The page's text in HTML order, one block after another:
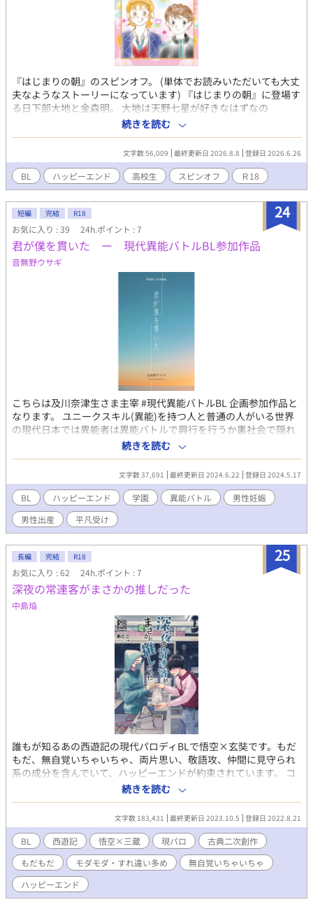
『はじまりの朝』のスピンオフ。 (単体でお読みいただいても大丈
夫なようなストーリーになっています) 『はじまりの朝』に登場す
る日下部大地と金森明。 大地は天野七星が好きなはずなの
に……。 『はじまりの朝』で主役カプ七星と城河樹がじれじれも
だもだしている裏で、なにやらただならぬ関係になっているらし
い大地と明の話。 一部は『はじまりの裏側で』にも書いてみまし
た。 表紙 さくら乃
続きを読む
文字数 56,009 最終更新日 2026.8.8 登録日 2026.6.26
BL ハッピーエンド 高校生 スピンオフ Ｒ18
24
短編 完結 R18
お気に入り : 39 24h.ポイント : 7
君が僕を貫いた ー 現代異能バトルBL参加作品
音無野ウサギ
こちらは及川奈津生さま主宰 #現代異能バトルBL 企画参加作品と
なります。 ユニークスキル(異能)を持つ人と普通の人がいる世界
の現代日本では異能者は異能バトルで興行を行うか裏社会で隠れ
て生きることになるものが多かった。 そんな異能者が社会に適応
出来るように作られた国立異能学園では三月のある日卒業試験が
行われていた。戦闘系異能力者達が潰しあう中、勝者に与えられ
る権利がほしい非戦闘系能力者ケイはその性格からおっかなびっ
くり千載一遇のチャンスを狙う。 目付きの悪い平々凡々な受けが
スパダリ攻めに想いを伝えたくてもだもだしてたら逃走生活を送
ることになった話です。 この作品は他のサイトでも掲載していま
す。
続きを読む
文字数 37,691 最終更新日 2024.6.22 登録日 2024.5.17
BL ハッピーエンド 学園 異能バトル
男性妊娠
男性出産
平凡受け
25
長編 完結 R18
お気に入り : 62 24h.ポイント : 7
深夜の常連客がまさかの推しだった
中島焔
誰もが知るあの西遊記の現代パロディBLで悟空×玄奘です。もだ
もだ、無自覚いちゃいちゃ、両片思い、敬語攻、仲間に見守られ
系の成分を含んでいて、ハッピーエンドが約束されています。 コ
ンビニ店員悟空の前に現れたのは、推しである読経系Vtuberの玄
奘だった。前世の師は今世の推し。一生ついていきますと玄奘に
誓った悟空は、仲間の八戒、悟浄も巻き込んで、四人でアカペラ
ボーカルグループJourney to the Westとしてデビューすること
に。 しかし、玄奘に横恋慕したヤクザから逃れるために、まず
は悟空に求められたのは恋人のふりをしてキスを見せつけるこ
と…⁉︎ オタクは推しとつきあってはならないと動揺しながら
も、毎日推しの笑顔を至近距離で見せられればドキドキしないは
ずがなく、もだもだ無自覚いちゃいちゃ同棲生活が今、始まる。
続きを読む
文字数 183,431 最終更新日 2023.10.5 登録日 2022.8.21
BL 西遊記 悟空×三蔵 現パロ
古典二次創作
もだもだ
モダモダ・すれ違い多め
無自覚いちゃいちゃ
ハッピーエンド